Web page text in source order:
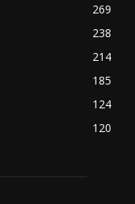
269
238
214
185
124
120